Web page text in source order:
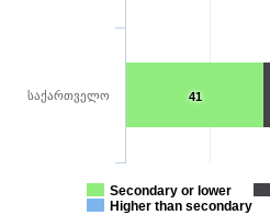
41
Secondary or lower
Higher than secondary
საქართველო